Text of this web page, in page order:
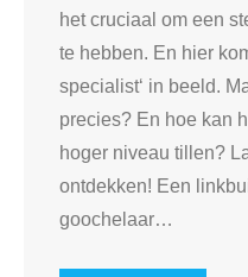
het cruciaal om een
te hebben. En hier
specialist‘ in beeld.
precies? En hoe kan
hoger niveau tillen?
ontdekken! Een
goochelaar…